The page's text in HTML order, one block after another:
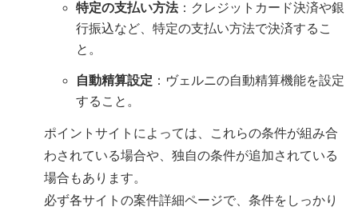
特定の支払い方法：クレジットカード決済や銀
行振込など、特定の支払い方法で決済するこ
と。
自動精算設定 ：ヴェルニの自動精算機能を設定
すること。
ポイントサイトによっては、これらの条件が組み合
わされている場合や、独自の条件が追加されている
場合もあります。
必ず各サイトの案件詳細ページで、条件をしっかり